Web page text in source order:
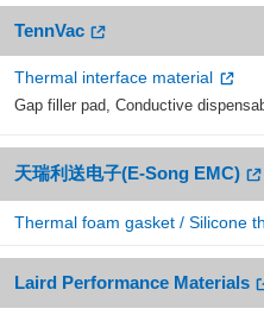
TennVac
Thermal interface material
Gap filler pad, Conductive
天瑞利送电子(E-Song EMC)
Thermal foam gasket / Silicone
Laird Performance Materials